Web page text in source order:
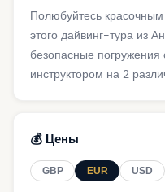
Полюбуйтесь
этого дайвинг-тура из
безопасные
инструктором на 2
💰 Цены
GBP EUR USD